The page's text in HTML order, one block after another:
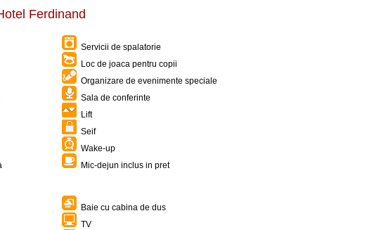
Ferdinand
Servicii de spalatorie
Loc de joaca pentru copii
Organizare de evenimente speciale
Sala de conferinte
Lift
Seif
Wake-up
Mic-dejun inclus in pret
Baie cu cabina de dus
TV